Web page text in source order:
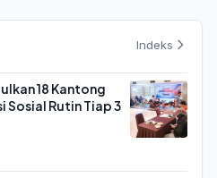
Indeks
18 Kantong
Sosial Rutin Tiap 3